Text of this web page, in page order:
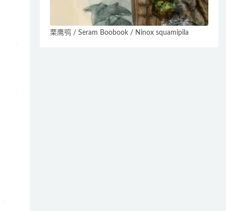
栗鹰鸮 / Seram Boobook / Ninox squamipila